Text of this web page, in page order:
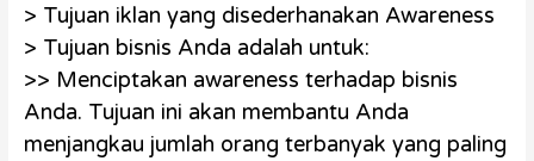
> Tujuan iklan yang disederhanakan Awareness
> Tujuan bisnis Anda adalah untuk:
>> Menciptakan awareness terhadap bisnis
Anda. Tujuan ini akan membantu Anda
menjangkau jumlah orang terbanyak yang paling